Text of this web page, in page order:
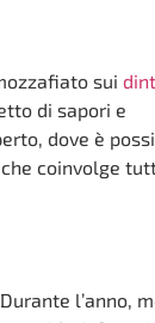
sui
di sapori e
dove è
coinvolge
l’anno,